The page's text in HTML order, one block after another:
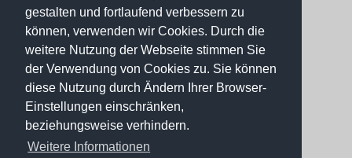
gestalten und fortlaufend verbessern zu
können, verwenden wir Cookies. Durch die
weitere Nutzung der Webseite stimmen Sie
der Verwendung von Cookies zu. Sie können
diese Nutzung durch Ändern Ihrer Browser-
Einstellungen einschränken,
beziehungsweise verhindern.
Weitere Informationen